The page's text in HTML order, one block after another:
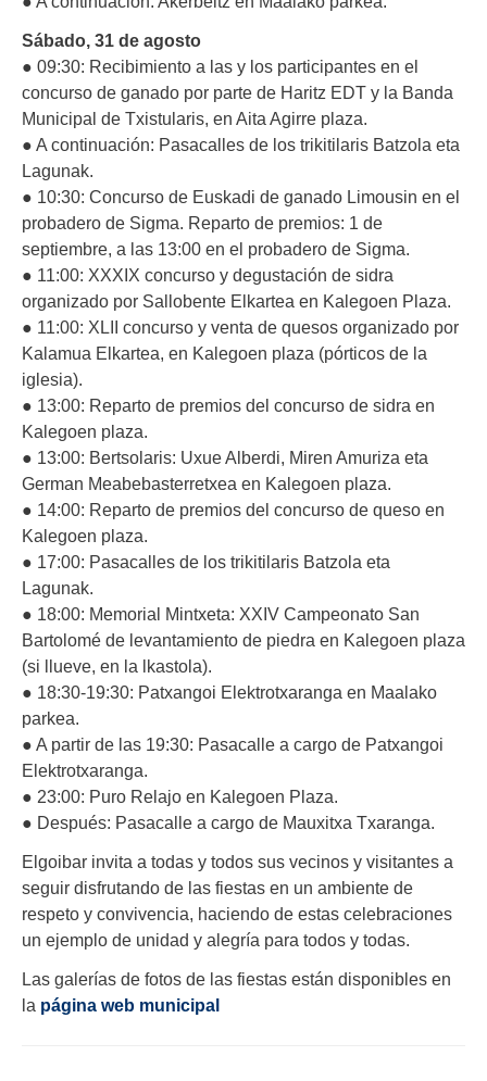
Sábado, 31 de agosto
● 09:30: Recibimiento a las y los participantes en el
concurso de ganado por parte de Haritz EDT y la Banda
Municipal de Txistularis, en Aita Agirre plaza.
● A continuación: Pasacalles de los trikitilaris Batzola eta
Lagunak.
● 10:30: Concurso de Euskadi de ganado Limousin en el
probadero de Sigma. Reparto de premios: 1 de
septiembre, a las 13:00 en el probadero de Sigma.
● 11:00: XXXIX concurso y degustación de sidra
organizado por Sallobente Elkartea en Kalegoen Plaza.
● 11:00: XLII concurso y venta de quesos organizado por
Kalamua Elkartea, en Kalegoen plaza (pórticos de la
iglesia).
● 13:00: Reparto de premios del concurso de sidra en
Kalegoen plaza.
● 13:00: Bertsolaris: Uxue Alberdi, Miren Amuriza eta
German Meabebasterretxea en Kalegoen plaza.
● 14:00: Reparto de premios del concurso de queso en
Kalegoen plaza.
● 17:00: Pasacalles de los trikitilaris Batzola eta
Lagunak.
● 18:00: Memorial Mintxeta: XXIV Campeonato San
Bartolomé de levantamiento de piedra en Kalegoen plaza
(si llueve, en la lkastola).
● 18:30-19:30: Patxangoi Elektrotxaranga en Maalako
parkea.
● A partir de las 19:30: Pasacalle a cargo de Patxangoi
Elektrotxaranga.
● 23:00: Puro Relajo en Kalegoen Plaza.
● Después: Pasacalle a cargo de Mauxitxa Txaranga.
Elgoibar invita a todas y todos sus vecinos y visitantes a
seguir disfrutando de las fiestas en un ambiente de
respeto y convivencia, haciendo de estas celebraciones
un ejemplo de unidad y alegría para todos y todas.
Las galerías de fotos de las fiestas están disponibles en
la página web municipal